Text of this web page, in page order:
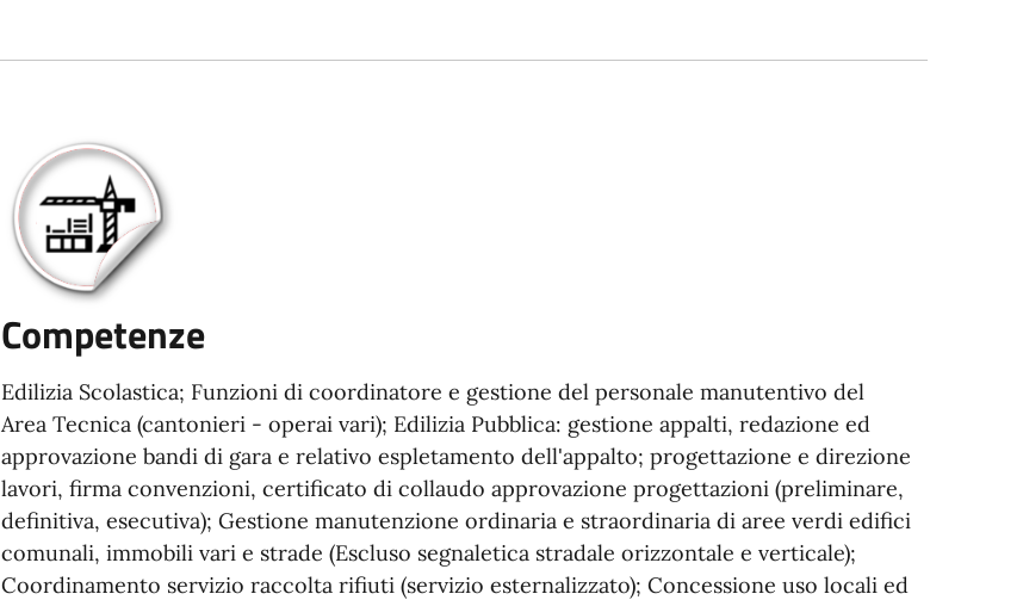
Competenze
Edilizia Scolastica; Funzioni di coordinatore e gestione del personale manutentivo del
Area Tecnica (cantonieri - operai vari); Edilizia Pubblica: gestione appalti, redazione ed
approvazione bandi di gara e relativo espletamento dell'appalto; progettazione e direzione
lavori, firma convenzioni, certificato di collaudo approvazione progettazioni (preliminare,
definitiva, esecutiva); Gestione manutenzione ordinaria e straordinaria di aree verdi edifici
comunali, immobili vari e strade (Escluso segnaletica stradale orizzontale e verticale);
Coordinamento servizio raccolta rifiuti (servizio esternalizzato); Concessione uso locali ed